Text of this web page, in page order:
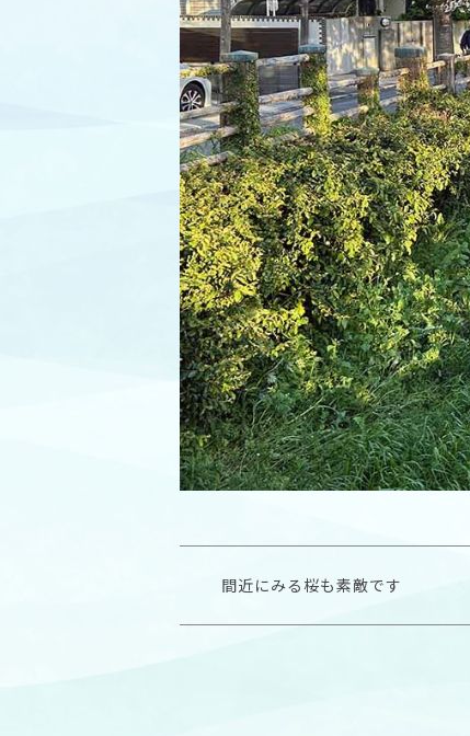
間近にみる桜も素敵です